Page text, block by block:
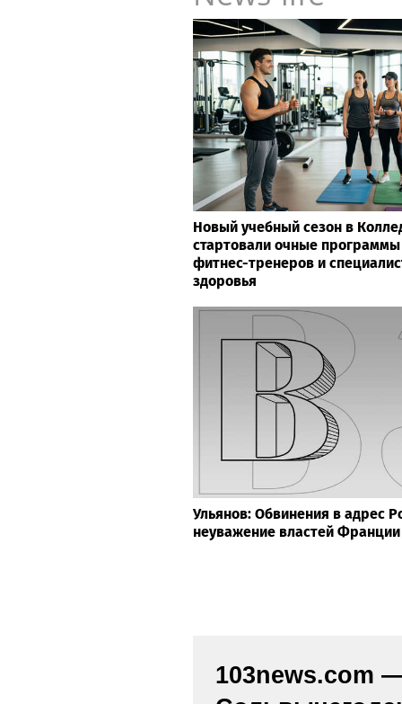
Новый учебный сезон в
стартовали очные программы
фитнес-тренеров и
здоровья
Ульянов: Обвинения в адрес
неуважение властей
103news.com